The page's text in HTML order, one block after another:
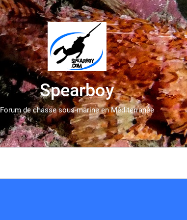
Spearboy
Forum de chasse sous-marine en Méditerranée